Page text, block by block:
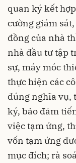
quan ký kết
cường giám
đồng của nhà
nhà đầu tư tập
sự, máy móc
thực hiện các
đúng nghĩa vụ,
ký, bảo đảm
việc tạm ứng,
vốn tạm ứng
mục đích; rà